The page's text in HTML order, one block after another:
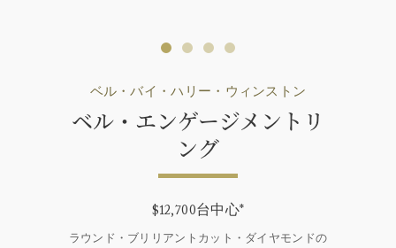
ベル・バイ・ハリー・ウィンストン
ベル・エンゲージメントリ
ング
$12,700台中心*
ラウンド・ブリリアントカット・ダイヤモンドの